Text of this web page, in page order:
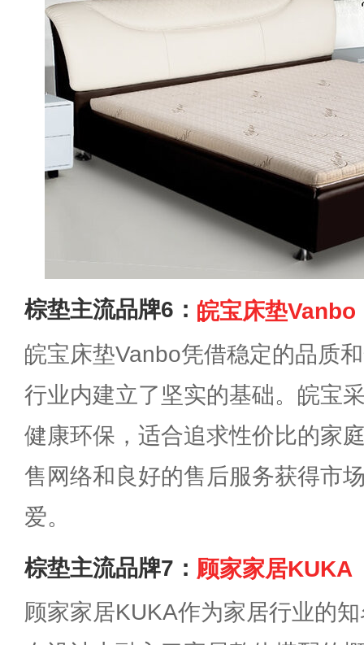
棕垫主流品牌6： 皖宝床垫Vanbo
皖宝床垫Vanbo凭借稳定的品质
行业内建立了坚实的基础。皖宝
健康环保，适合追求性价比的家
售网络和良好的售后服务获得市
爱。
棕垫主流品牌7： 顾家家居KUKA
顾家家居KUKA作为家居行业的